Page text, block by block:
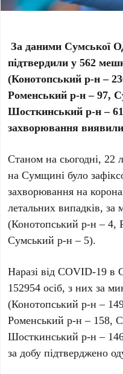
За даними Сумської
підтвердили у 562
(Конотопський р-н –
Роменський р-н – 97,
Шосткинський р-н –
захворювання
Станом на сьогодні, 22
на Сумщині було
захворювання на
летальних випадків, за
(Конотопський р-н – 4,
Сумський р-н – 5).
Наразі від COVID-19 в
152954 осіб, з них за
(Конотопський р-н –
Роменський р-н – 158,
Шосткинський р-н –
за добу підтверджено